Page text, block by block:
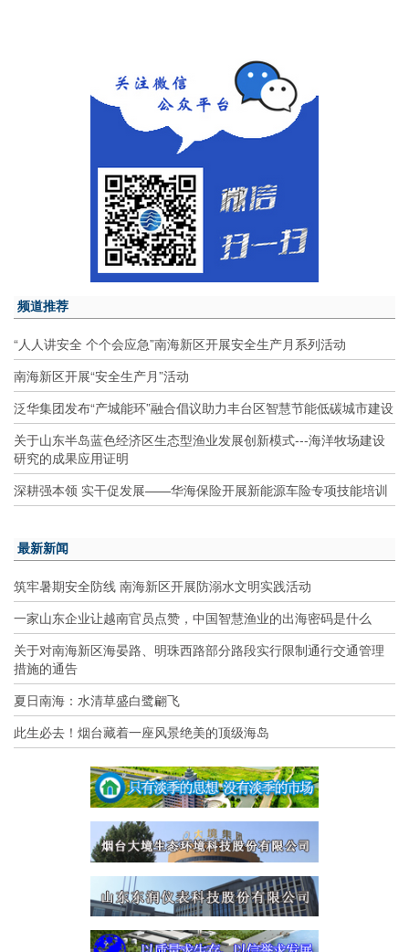
频道推荐
“人人讲安全 个个会应急”南海新区开展安全生产月系列活动
南海新区开展“安全生产月”活动
泛华集团发布“产城能环”融合倡议助力丰台区智慧节能低碳城市建设
关于山东半岛蓝色经济区生态型渔业发展创新模式---海洋牧场建设
研究的成果应用证明
深耕强本领 实干促发展——华海保险开展新能源车险专项技能培训
最新新闻
筑牢暑期安全防线 南海新区开展防溺水文明实践活动
一家山东企业让越南官员点赞，中国智慧渔业的出海密码是什么
关于对南海新区海晏路、明珠西路部分路段实行限制通行交通管理
措施的通告
夏日南海：水清草盛白鹭翩飞
此生必去！烟台藏着一座风景绝美的顶级海岛